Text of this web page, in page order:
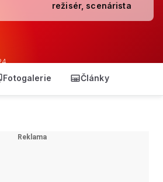
režisér, scenárista
Fotogalerie Články